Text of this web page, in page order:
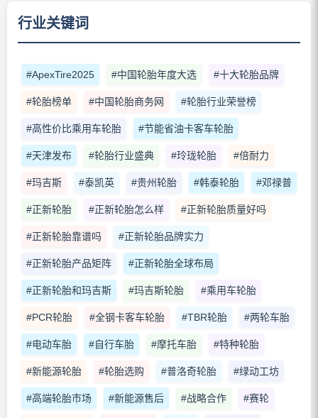
行业关键词
#ApexTire2025 #中国轮胎年度大选 #十大轮胎品牌
#轮胎榜单 #中国轮胎商务网 #轮胎行业荣誉榜
#高性价比乘用车轮胎 #节能省油卡客车轮胎
#天津发布 #轮胎行业盛典 #玲珑轮胎 #倍耐力
#玛吉斯 #泰凯英 #贵州轮胎 #韩泰轮胎 #邓禄普
#正新轮胎 #正新轮胎怎么样 #正新轮胎质量好吗
#正新轮胎靠谱吗 #正新轮胎品牌实力
#正新轮胎产品矩阵 #正新轮胎全球布局
#正新轮胎和玛吉斯 #玛吉斯轮胎 #乘用车轮胎
#PCR轮胎 #全钢卡客车轮胎 #TBR轮胎 #两轮车胎
#电动车胎 #自行车胎 #摩托车胎 #特种轮胎
#新能源轮胎 #轮胎选购 #普洛奇轮胎 #绿动工坊
#高端轮胎市场 #新能源售后 #战略合作 #赛轮